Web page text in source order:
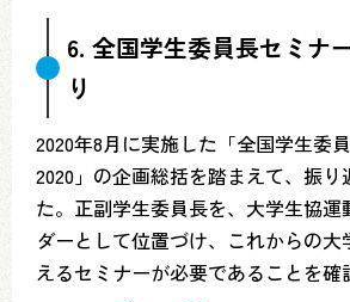
6. 全国学生委員長セミナ
り
2020年8月に実施した「全国学生委
2020」の企画総括を踏まえて、振り
た。正副学生委員長を、大学生協運
ダーとして位置づけ、これからの
えるセミナーが必要であることを確